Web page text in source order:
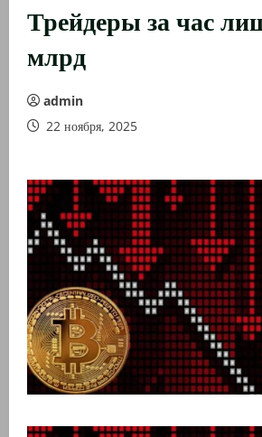
Трейдеры за час
млрд
admin
22 ноября, 2025